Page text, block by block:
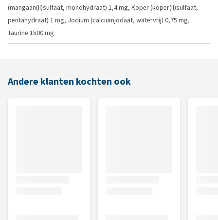
(mangaan(II)sulfaat, monohydraat) 1,4 mg, Koper (koper(II)sulfaat,
pentahydraat) 1 mg, Jodium (calciumjodaat, watervrij) 0,75 mg,
Taurine 1500 mg
Andere klanten kochten ook